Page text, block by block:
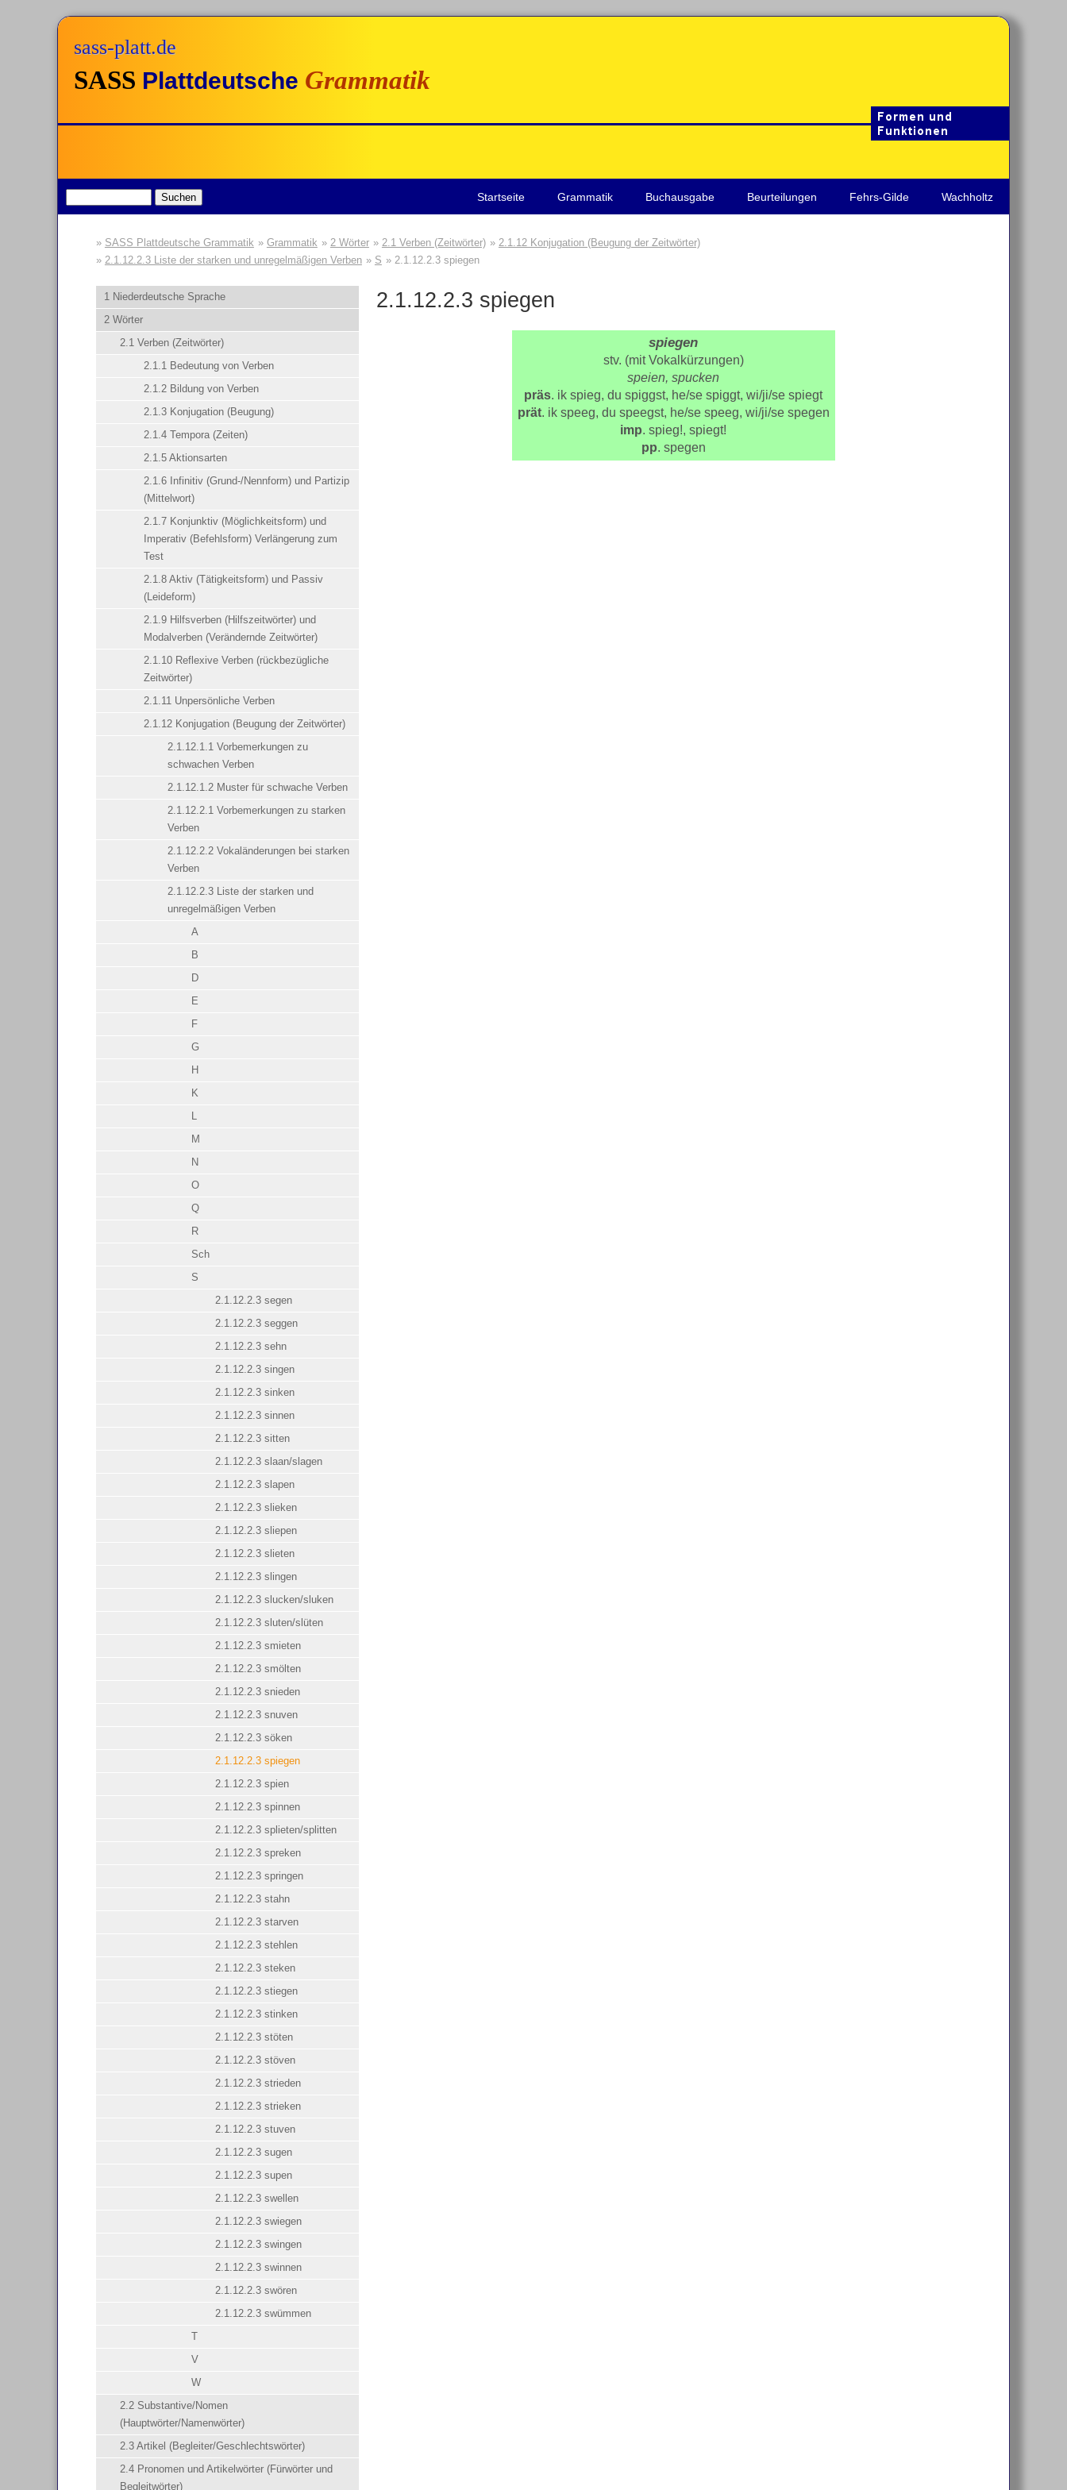
sass-platt.de
SASS Plattdeutsche Grammatik
Startseite Grammatik Buchausgabe Beurteilungen Fehrs-Gilde Wachholtz
SASS Plattdeutsche Grammatik Grammatik 2 Wörter 2.1 Verben (Zeitwörter)
2.1.12 Konjugation (Beugung der Zeitwörter)
2.1.12.2.3 Liste der starken und unregelmäßigen Verben
S 2.1.12.2.3 spiegen
1 Niederdeutsche Sprache
2 Wörter
2.1 Verben (Zeitwörter)
2.1.1 Bedeutung von Verben
2.1.2 Bildung von Verben
2.1.3 Konjugation (Beugung)
2.1.4 Tempora (Zeiten)
2.1.5 Aktionsarten
2.1.6 Infinitiv (Grund-/Nennform) und Partizip
(Mittelwort)
2.1.7 Konjunktiv (Möglichkeitsform) und
Imperativ (Befehlsform) Verlängerung zum
Test
2.1.8 Aktiv (Tätigkeitsform) und Passiv
(Leideform)
2.1.9 Hilfsverben (Hilfszeitwörter) und
Modalverben (Verändernde Zeitwörter)
2.1.10 Reflexive Verben (rückbezügliche
Zeitwörter)
2.1.11 Unpersönliche Verben
2.1.12 Konjugation (Beugung der Zeitwörter)
2.1.12.1.1 Vorbemerkungen zu
schwachen Verben
2.1.12.1.2 Muster für schwache Verben
2.1.12.2.1 Vorbemerkungen zu starken
Verben
2.1.12.2.2 Vokaländerungen bei starken
Verben
2.1.12.2.3 Liste der starken und
unregelmäßigen Verben
A
B
D
E
F
G
H
K
L
M
N
O
Q
R
Sch
S
2.1.12.2.3 segen
2.1.12.2.3 seggen
2.1.12.2.3 sehn
2.1.12.2.3 singen
2.1.12.2.3 sinken
2.1.12.2.3 sinnen
2.1.12.2.3 sitten
2.1.12.2.3 slaan/slagen
2.1.12.2.3 slapen
2.1.12.2.3 slieken
2.1.12.2.3 sliepen
2.1.12.2.3 slieten
2.1.12.2.3 slingen
2.1.12.2.3 slucken/sluken
2.1.12.2.3 sluten/slüten
2.1.12.2.3 smieten
2.1.12.2.3 smölten
2.1.12.2.3 snieden
2.1.12.2.3 snuven
2.1.12.2.3 söken
2.1.12.2.3 spiegen
2.1.12.2.3 spien
2.1.12.2.3 spinnen
2.1.12.2.3 splieten/splitten
2.1.12.2.3 spreken
2.1.12.2.3 springen
2.1.12.2.3 stahn
2.1.12.2.3 starven
2.1.12.2.3 stehlen
2.1.12.2.3 steken
2.1.12.2.3 stiegen
2.1.12.2.3 stinken
2.1.12.2.3 stöten
2.1.12.2.3 stöven
2.1.12.2.3 strieden
2.1.12.2.3 strieken
2.1.12.2.3 stuven
2.1.12.2.3 sugen
2.1.12.2.3 supen
2.1.12.2.3 swellen
2.1.12.2.3 swiegen
2.1.12.2.3 swingen
2.1.12.2.3 swinnen
2.1.12.2.3 swören
2.1.12.2.3 swümmen
T
V
W
2.2 Substantive/Nomen
(Hauptwörter/Namenwörter)
2.3 Artikel (Begleiter/Geschlechtswörter)
2.4 Pronomen und Artikelwörter (Fürwörter und
Begleitwörter)
2.1.12.2.3 spiegen
spiegen
stv. (mit Vokalkürzungen)
speien, spucken
präs. ik spieg, du spiggst, he/se spiggt, wi/ji/se spiegt
prät. ik speeg, du speegst, he/se speeg, wi/ji/se spegen
imp. spieg!, spiegt!
pp. spegen